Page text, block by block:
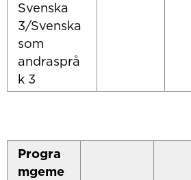
Svenska
3/Svenska
som
andrasprå
k 3
Progra
mgeme